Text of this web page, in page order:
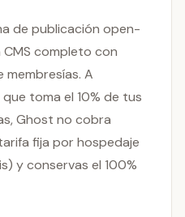
de publicación open-
completo con
A
toma el 10% de tus
Ghost no cobra
fija por hospedaje
y conservas el 100%